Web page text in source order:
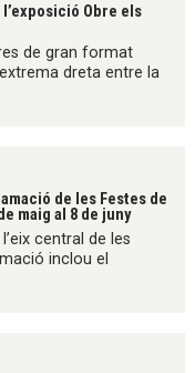
Obre els
de gran format
dreta entre la
de les Festes de
maig al 8 de juny
central de les
inclou el